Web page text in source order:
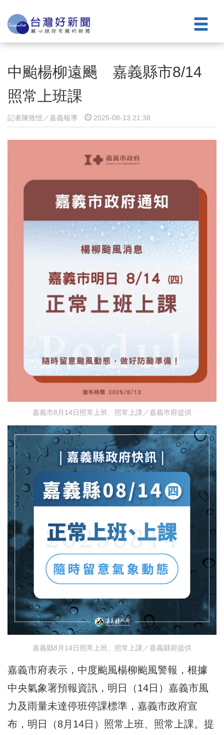
中颱楊柳遠颺 嘉義縣市8/14
照常上班課
記者陳致愷／嘉義報導 2025-08-13 21:38
嘉義市8月14日照常上班、照常上課／嘉義市府提供
嘉義縣8月14日照常上班、照常上課／嘉義縣府提供
嘉義市府表示，中度颱風楊柳颱風警報，根據
中央氣象署預報資訊，明日（14日）嘉義市風
力及雨量未達停班停課標準，嘉義市政府宣
布，明日（8月14日）照常上班、照常上課。提